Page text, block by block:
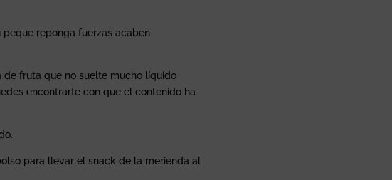
reponga fuerzas acaben
de fruta que no suelte mucho líquido
encontrarte con que el contenido ha
para llevar el snack de la merienda al